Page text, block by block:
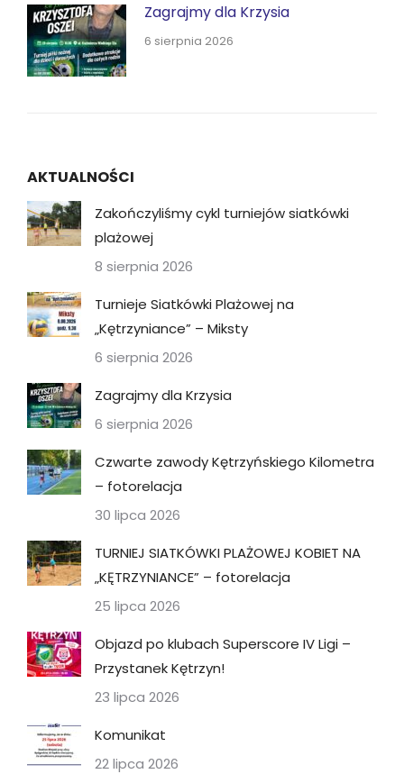
Zagrajmy dla Krzysia
6 sierpnia 2026
AKTUALNOŚCI
Zakończyliśmy cykl turniejów siatkówki
plażowej
8 sierpnia 2026
Turnieje Siatkówki Plażowej na
„Kętrzyniance” – Miksty
6 sierpnia 2026
Zagrajmy dla Krzysia
6 sierpnia 2026
Czwarte zawody Kętrzyńskiego Kilometra
– fotorelacja
30 lipca 2026
TURNIEJ SIATKÓWKI PLAŻOWEJ KOBIET NA
„KĘTRZYNIANCE” – fotorelacja
25 lipca 2026
Objazd po klubach Superscore IV Ligi –
Przystanek Kętrzyn!
23 lipca 2026
Komunikat
22 lipca 2026